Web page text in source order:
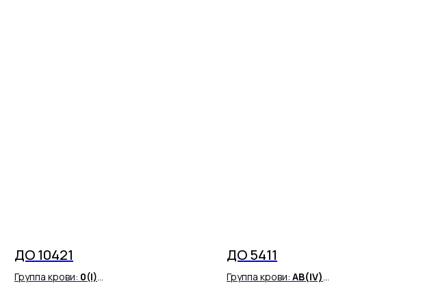
ДО 10421
Группа крови: 0(I)
ДО 5411
Группа крови: AВ(IV)